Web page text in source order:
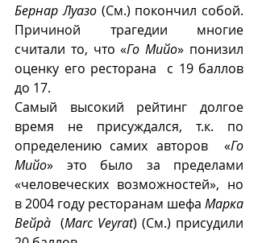
Бернар Луазо (См.) покончил собой.
Причиной трагедии многие
считали то, что «Го Мийо» понизил
оценку его ресторана  с 19 баллов
до 17.
Самый высокий рейтинг долгое
время не присуждался, т.к. по
определению самих авторов  «Го
Мийо» это было за пределами
«человеческих возможностей», но
в 2004 году ресторанам шефа Марка
Вейрà (Marc Veyrat) (См.) присудили